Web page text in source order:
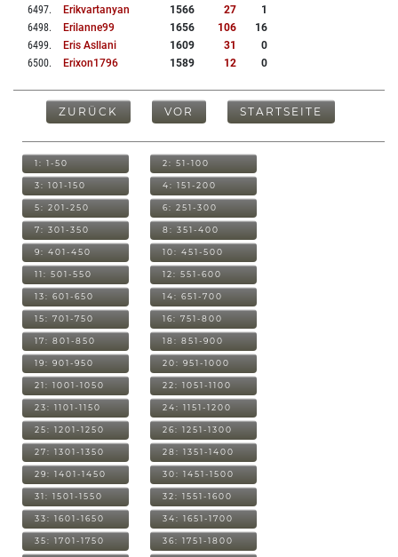
6497. Erikvartanyan 1566 27
1
6498. Erilanne99 1656 106
16
6499. Eris Asllani 1609 31
0
6500. Erixon1796 1589 12 0
ZURÜCK VOR STARTSEITE
1: 1-50 2: 51-100
3: 101-150 4: 151-200
5: 201-250 6: 251-300
7: 301-350 8: 351-400
9: 401-450 10: 451-500
11: 501-550 12: 551-600
13: 601-650 14: 651-700
15: 701-750 16: 751-800
17: 801-850 18: 851-900
19: 901-950 20: 951-1000
21: 1001-1050 22: 1051-1100
23: 1101-1150 24: 1151-1200
25: 1201-1250 26: 1251-1300
27: 1301-1350 28: 1351-1400
29: 1401-1450 30: 1451-1500
31: 1501-1550 32: 1551-1600
33: 1601-1650 34: 1651-1700
35: 1701-1750 36: 1751-1800